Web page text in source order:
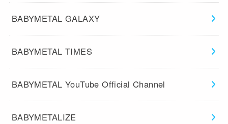
BABYMETAL GALAXY
BABYMETAL TIMES
BABYMETAL YouTube Official Channel
BABYMETALIZE